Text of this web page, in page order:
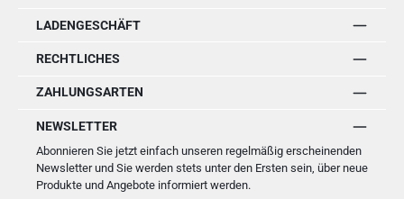
LADENGESCHÄFT
RECHTLICHES
ZAHLUNGSARTEN
NEWSLETTER
Abonnieren Sie jetzt einfach unseren regelmäßig erscheinenden
Newsletter und Sie werden stets unter den Ersten sein, über neue
Produkte und Angebote informiert werden.